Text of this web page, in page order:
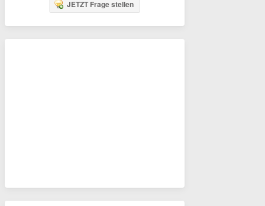
JETZT Frage stellen